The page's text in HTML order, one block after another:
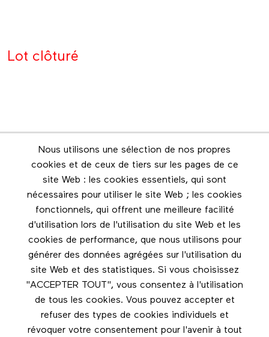
Lot clôturé
Nous utilisons une sélection de nos propres
cookies et de ceux de tiers sur les pages de ce
site Web : les cookies essentiels, qui sont
nécessaires pour utiliser le site Web ; les cookies
fonctionnels, qui offrent une meilleure facilité
d'utilisation lors de l'utilisation du site Web et les
cookies de performance, que nous utilisons pour
générer des données agrégées sur l'utilisation du
site Web et des statistiques. Si vous choisissez
"ACCEPTER TOUT", vous consentez à l'utilisation
de tous les cookies. Vous pouvez accepter et
refuser des types de cookies individuels et
révoquer votre consentement pour l'avenir à tout
Infolettre
Restez en contact grâce à l'infolettre
Footer menu
Les éditions Esse
Instagram
Facebook
Nous contacter